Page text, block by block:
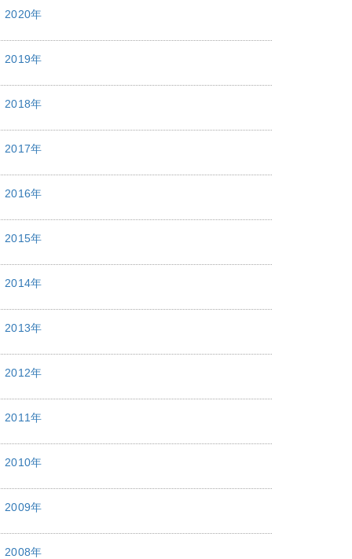
2020年
2019年
2018年
2017年
2016年
2015年
2014年
2013年
2012年
2011年
2010年
2009年
2008年